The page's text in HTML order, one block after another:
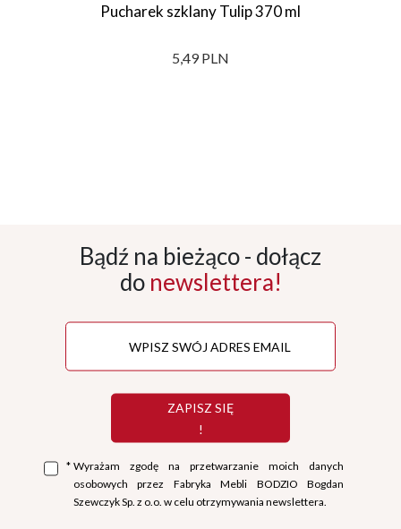
Pucharek szklany Tulip 370 ml
5,49 PLN
Bądź na bieżąco - dołącz
do newslettera!
ZAPISZ SIĘ
!
* Wyrażam zgodę na przetwarzanie moich danych
osobowych przez Fabryka Mebli BODZIO Bogdan
Szewczyk Sp. z o.o. w celu otrzymywania newslettera.